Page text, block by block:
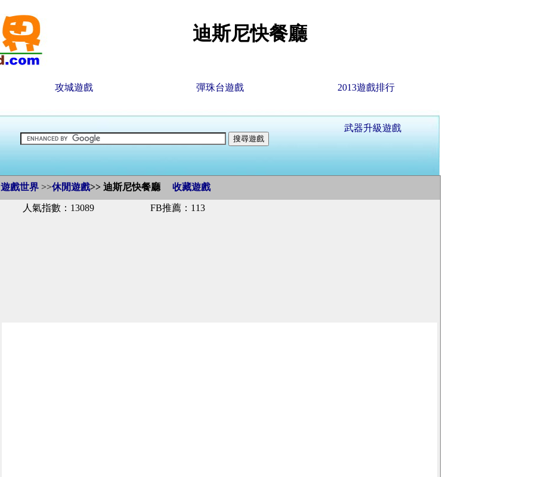
迪斯尼快餐廳
攻城遊戲 彈珠台遊戲 2013遊戲排行
武器升級遊戲
遊戲世界 >>休閒遊戲>>迪斯尼快餐廳 收藏遊戲
人氣指數：13089 FB推薦：113